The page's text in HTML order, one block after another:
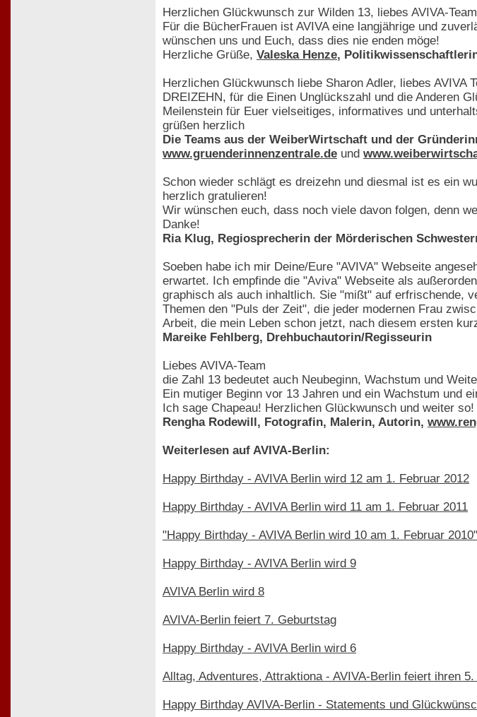
Herzlichen Glückwunsch zur Wilden 13, liebes AVIVA-
Für die BücherFrauen ist AVIVA eine langjährige und
wünschen uns und Euch, dass dies nie enden möge!
Herzliche Grüße, Valeska Henze,
Herzlichen Glückwunsch liebe Sharon Adler, liebes AVIVA
DREIZEHN, für die Einen Unglückszahl und die Anderen
Meilenstein für Euer vielseitiges, informatives und
grüßen herzlich
Die Teams aus der WeiberWirtschaft und der
www.gruenderinnenzentrale.de und
Schon wieder schlägt es dreizehn und diesmal ist es ein
herzlich gratulieren!
Wir wünschen euch, dass noch viele davon folgen, denn
Danke!
Ria Klug, Regiosprecherin der Mörderischen
Soeben habe ich mir Deine/Eure "AVIVA" Webseite
erwartet. Ich empfinde die "Aviva" Webseite als
graphisch als auch inhaltlich. Sie "mißt" auf erfrischende,
Themen den "Puls der Zeit", die jeder modernen Frau
Arbeit, die mein Leben schon jetzt, nach diesem ersten
Mareike Fehlberg, Drehbuchautorin/Regisseurin
Liebes AVIVA-Team
die Zahl 13 bedeutet auch Neubeginn, Wachstum und
Ein mutiger Beginn vor 13 Jahren und ein Wachstum und
Ich sage Chapeau! Herzlichen Glückwunsch und weiter so!
Rengha Rodewill, Fotografin, Malerin, Autorin,
Weiterlesen auf AVIVA-Berlin:
Happy Birthday - AVIVA Berlin wird 12 am 1. Februar 2012
Happy Birthday - AVIVA Berlin wird 11 am 1. Februar 2011
"Happy Birthday - AVIVA Berlin wird 10 am 1. Februar 2010"
Happy Birthday - AVIVA Berlin wird 9
AVIVA Berlin wird 8
AVIVA-Berlin feiert 7. Geburtstag
Happy Birthday - AVIVA Berlin wird 6
Alltag, Adventures, Attraktiona - AVIVA-Berlin feiert ihren
Happy Birthday AVIVA-Berlin - Statements und